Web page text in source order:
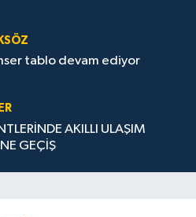
tablo devam ediyor
AKILLI ULAŞIM
GEÇİŞ